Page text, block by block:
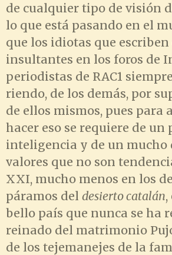
de cualquier tipo de visión
lo que está pasando en el
que los idiotas que
insultantes en los foros de
periodistas de RAC1
riendo, de los demás, por
de ellos mismos, pues para
hacer eso se requiere de un
inteligencia y de un mucho
valores que no son
XXI, mucho menos en los
páramos del desierto catalán,
bello país que nunca se ha
reinado del matrimonio
de los tejemanejes de la